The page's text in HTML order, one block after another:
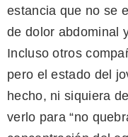
estancia que no se
de dolor abdominal
Incluso otros
pero el estado del
hecho, ni siquiera
verlo para “no